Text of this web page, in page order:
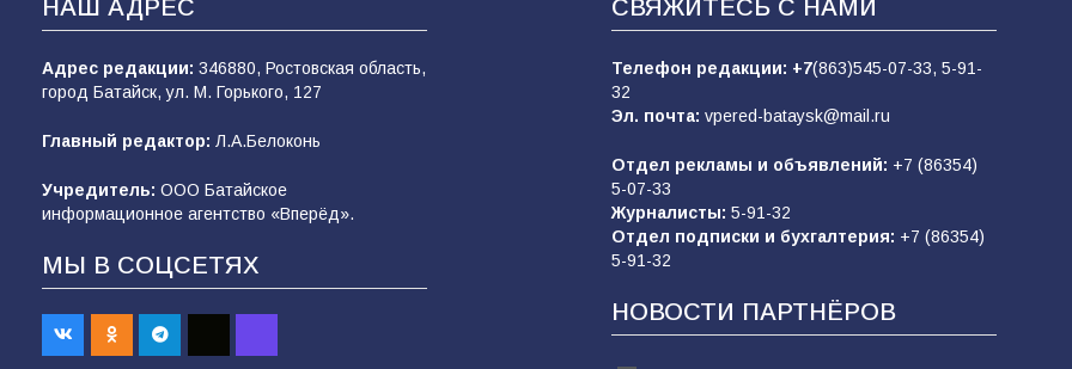
НАШ АДРЕС
Адрес редакции: 346880, Ростовская область,
город Батайск, ул. М. Горького, 127
Главный редактор: Л.А.Белоконь
Учредитель: ООО Батайское
информационное агентство «Вперёд».
МЫ В СОЦСЕТЯХ
СВЯЖИТЕСЬ С НАМИ
Телефон редакции: +7(863)545-07-33, 5-91-
32
Эл. почта: vpered-bataysk@mail.ru
Отдел рекламы и объявлений: +7 (86354)
5-07-33
Журналисты: 5-91-32
Отдел подписки и бухгалтерия: +7 (86354)
5-91-32
НОВОСТИ ПАРТНЁРОВ